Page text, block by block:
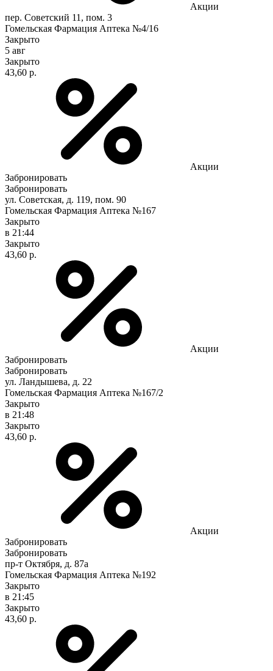
Акции
пер. Советский 11, пом. 3
Гомельская Фармация Аптека №4/16
Закрыто
5 авг
Закрыто
43,60 р.
Акции
Забронировать
Забронировать
ул. Советская, д. 119, пом. 90
Гомельская Фармация Аптека №167
Закрыто
в 21:44
Закрыто
43,60 р.
Акции
Забронировать
Забронировать
ул. Ландышева, д. 22
Гомельская Фармация Аптека №167/2
Закрыто
в 21:48
Закрыто
43,60 р.
Акции
Забронировать
Забронировать
пр-т Октября, д. 87а
Гомельская Фармация Аптека №192
Закрыто
в 21:45
Закрыто
43,60 р.